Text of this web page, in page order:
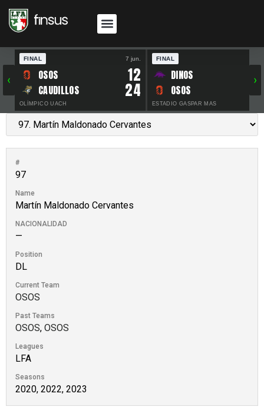
‹
FINAL 7 jun.
OSOS 12
CAUDILLOS 24
OLÍMPICO UACH
FINAL
DINOS
OSOS
ESTADIO GASPAR MAS
›
#
97
Name
Martín Maldonado Cervantes
NACIONALIDAD
—
Position
DL
Current Team
OSOS
Past Teams
OSOS, OSOS
Leagues
LFA
Seasons
2020, 2022, 2023